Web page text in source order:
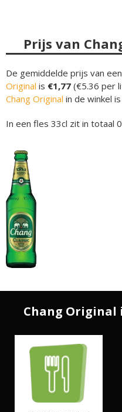
Prijs van
De gemiddelde prijs van
Original is €1,77 (€5.36 per
Chang Original in de winkel
In een fles 33cl zit in totaal
Chang Original